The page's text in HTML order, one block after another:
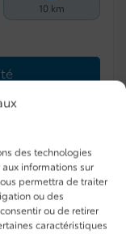
des technologies
informations sur
permettra de traiter
ou des
ou de retirer
caractéristiques
10 km